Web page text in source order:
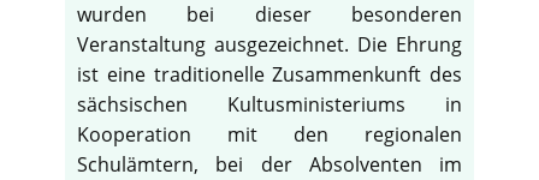
wurden bei dieser besonderen
Veranstaltung ausgezeichnet. Die Ehrung
ist eine traditionelle Zusammenkunft des
sächsischen Kultusministeriums in
Kooperation mit den regionalen
Schulämtern, bei der Absolventen im